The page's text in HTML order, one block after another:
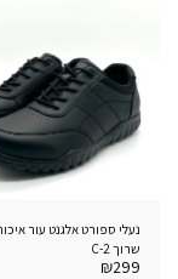
נעלי ספורט אלגנט עור
שרוך C-2
₪299